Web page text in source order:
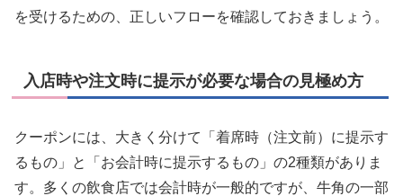
を受けるための、正しいフローを確認しておきましょう。
入店時や注文時に提示が必要な場合の見極め方
クーポンには、大きく分けて「着席時（注文前）に提示す
るもの」と「お会計時に提示するもの」の2種類がありま
す。多くの飲食店では会計時が一般的ですが、牛角の一部